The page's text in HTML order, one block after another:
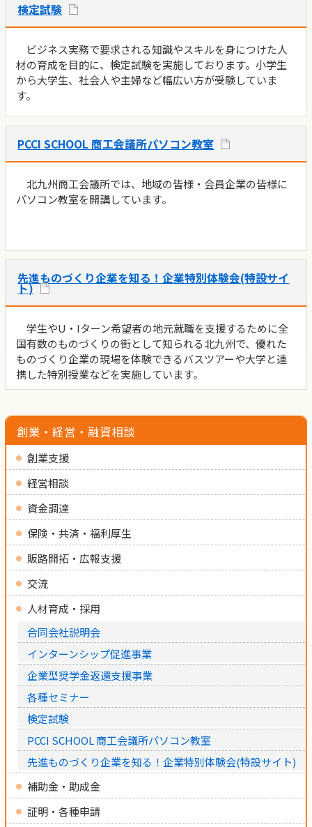
検定試験
ビジネス実務で要求される知識やスキルを身につけた人
材の育成を目的に、検定試験を実施しております。小学生
から大学生、社会人や主婦など幅広い方が受験していま
す。
PCCI SCHOOL 商工会議所パソコン教室
北九州商工会議所では、地域の皆様・会員企業の皆様に
パソコン教室を開講しています。
先進ものづくり企業を知る！企業特別体験会(特設サイ
ト)
学生やU・Iターン希望者の地元就職を支援するために全
国有数のものづくりの街として知られる北九州で、優れた
ものづくり企業の現場を体験できるバスツアーや大学と連
携した特別授業などを実施しています。
創業・経営・融資相談
創業支援
経営相談
資金調達
保険・共済・福利厚生
販路開拓・広報支援
交流
人材育成・採用
合同会社説明会
インターンシップ促進事業
企業型奨学金返還支援事業
各種セミナー
検定試験
PCCI SCHOOL 商工会議所パソコン教室
先進ものづくり企業を知る！企業特別体験会(特設サイト)
補助金・助成金
証明・各種申請